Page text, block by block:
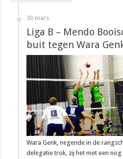
30 mars
Liga B – Mendo
buit tegen Wara
Wara Genk, negende in de
delegatie trok, zij het met een